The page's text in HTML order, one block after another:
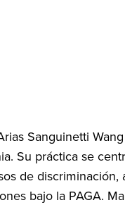
Sanguinetti Wang
Su práctica se
de discriminación,
bajo la PAGA.